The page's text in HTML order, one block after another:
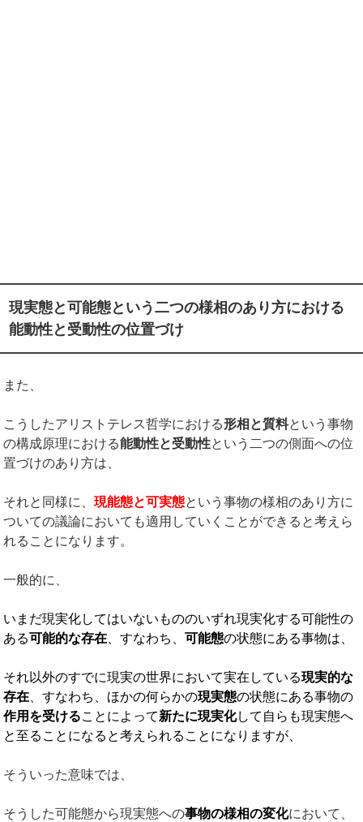
現実態と可能態という二つの様相のあり方における
能動性と受動性の位置づけ
また、
こうしたアリストテレス哲学における形相と質料という事物
の構成原理における能動性と受動性という二つの側面への位
置づけのあり方は、
それと同様に、現能態と可実態という事物の様相のあり方に
ついての議論においても適用していくことができると考えら
れることになります。
一般的に、
いまだ現実化してはいないもののいずれ現実化する可能性の
ある 可能的な存在、すなわち、 可能態の状態にある事物は、
それ以外のすでに現実の世界において実在している現実的な
存在、すなわち、ほかの何らかの現実態の状態にある事物の
作用を受けることによって新たに現実化して自らも現実態へ
と至ることになると考えられることになりますが、
そういった意味では、
そうした可能態から現実態への事物の様相の変化において、